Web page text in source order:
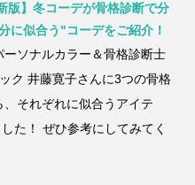
版】冬コーデが骨格診断で分
に似合う"コーデをご紹介！
ーソナルカラー＆骨格診断⼠
ク 井藤寛⼦さんに3つの骨格
、それぞれに似合うアイテ
た！ ぜひ参考にしてみてく